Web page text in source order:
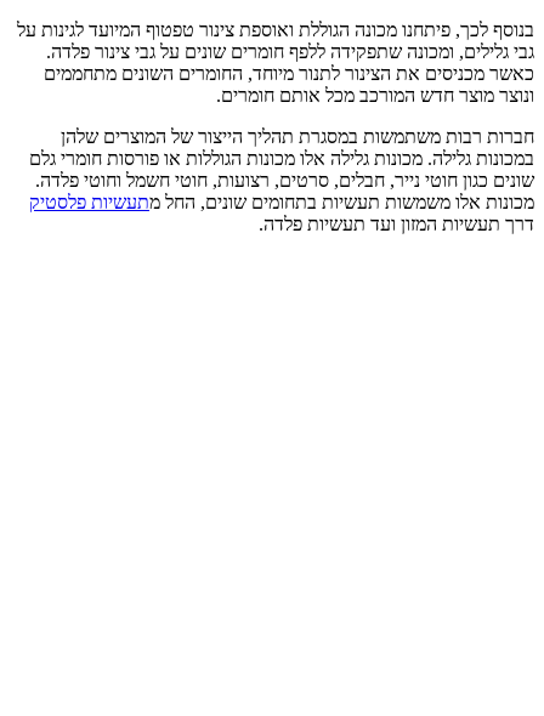
בנוסף לכך, פיתחנו מכונה הגוללת ואוספת צינור טפטוף המיועד לגינות על
גבי גלילים, ומכונה שתפקידה ללפף חומרים שונים על גבי צינור פלדה.
כאשר מכניסים את הצינור לתנור מיוחד, החומרים השונים מתחממים
ונוצר מוצר חדש המורכב מכל אותם חומרים.
חברות רבות משתמשות במסגרת תהליך הייצור של המוצרים שלהן
במכונות גלילה. מכונות גלילה אלו מכונות הגוללות או פורסות חומרי גלם
שונים כגון חוטי נייר, חבלים, סרטים, רצועות, חוטי חשמל וחוטי פלדה.
מכונות אלו משמשות תעשיות בתחומים שונים, החל מתעשיות פלסטיק
דרך תעשיות המזון ועד תעשיות פלדה.